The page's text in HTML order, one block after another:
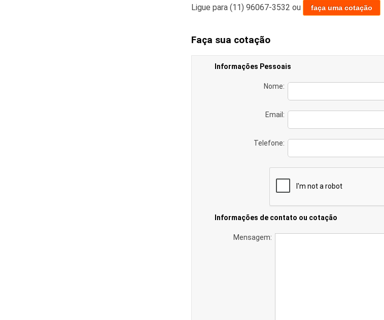
Ligue para(11) 96067-3532 ou faça uma cotação
Faça sua cotação
Informações Pessoais
Nome:
Email:
Telefone:
Informações de contato ou cotação
Mensagem: